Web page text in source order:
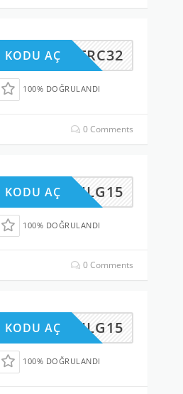
TRC32
KODU AÇ
100% DOĞRULANDI
0 Comments
DHLG15
KODU AÇ
100% DOĞRULANDI
0 Comments
HOPILG15
KODU AÇ
100% DOĞRULANDI